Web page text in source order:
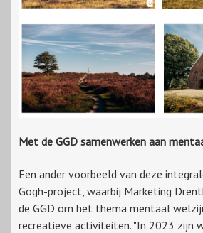
Met de GGD samenwerken aan
Een ander voorbeeld van deze
Gogh-project, waarbij Marketing
de GGD om het thema mentaal
recreatieve activiteiten. "In 2023 zijn